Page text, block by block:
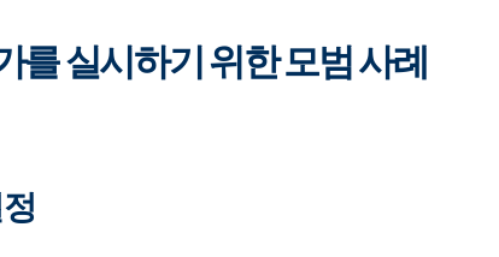
를 실시하기 위한 모범 사례